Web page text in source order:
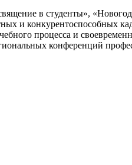
в студенты»,
и конкурентоспособных
процесса и
конференций